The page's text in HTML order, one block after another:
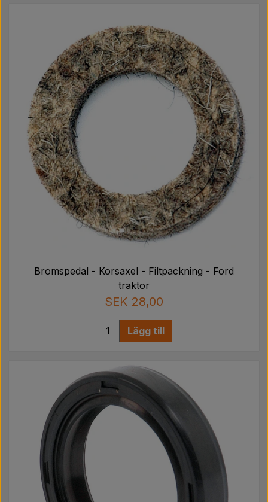
Bromspedal - Korsaxel - Filtpackning - Ford
traktor
SEK 28,00
Lägg till